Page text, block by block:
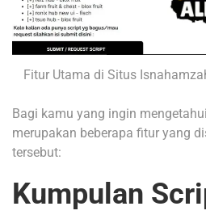
Fitur Utama di Situs
Bagi kamu yang ingin
merupakan beberapa fitur yang
tersebut:
Kumpulan